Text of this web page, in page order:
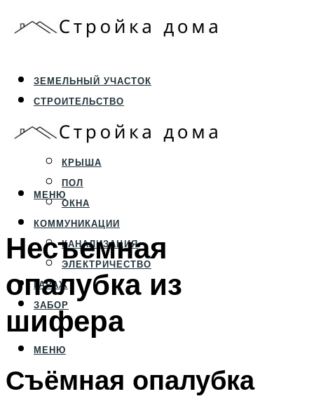
ЗЕМЕЛЬНЫЙ УЧАСТОК
СТРОИТЕЛЬСТВО
ФУНДАМЕНТ И ЦОКОЛЬ
ПЕРЕКРЫТИЯ И СТЕНЫ
КРЫША
ПОЛ
ОКНА
КОММУНИКАЦИИ
КАНАЛИЗАЦИЯ
ЭЛЕКТРИЧЕСТВО
ГАРАЖ
ЗАБОР
МЕНЮ
МЕНЮ
Несъемная
опалубка из
шифера
Съёмная опалубка